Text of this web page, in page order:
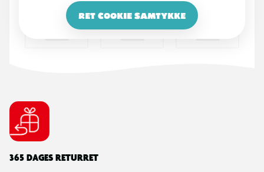
Godkendt efter EN1078 standard
RET COOKIE SAMTYKKE
365 DAGES RETURRET